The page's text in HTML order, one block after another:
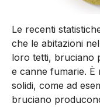
Le recenti
che le abitazioni
loro tetti, bruciano
e canne fumarie. È
solidi, come ad
bruciano